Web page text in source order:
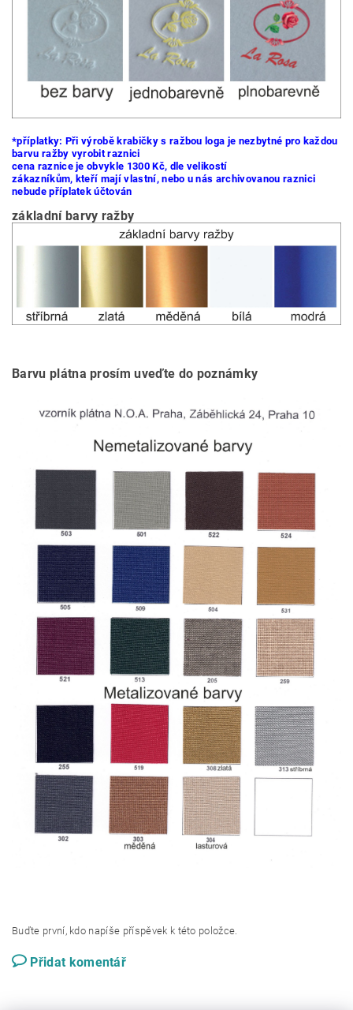
*příplatky: Při výrobě krabičky s ražbou loga je nezbytné pro každou
barvu ražby vyrobit raznici
cena raznice je obvykle 1300 Kč, dle velikostí
zákazníkům, kteří mají vlastní, nebo u nás archivovanou raznici
nebude příplatek účtován
základní barvy ražby
Barvu plátna prosím uveďte do poznámky
Buďte první, kdo napíše příspěvek k této položce.
Přidat komentář